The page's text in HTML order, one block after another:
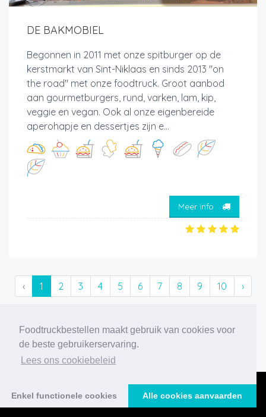
Foodtruckbestellen maakt gebruik van cookies voor
de beste gebruikerservaring.
Lees ons cookiebeleid
Enkel functionele cookies Alle cookies aanvaarden
DE BAKMOBIEL
Begonnen in 2011 met onze spitburger op de
kerstmarkt van Sint-Niklaas en sinds 2013 "on
the road" met onze foodtruck. Groot aanbod
aan gourmetburgers, rund, varken, lam, kip,
veggie en vegan. Ook al onze eigenbereide
aperohapje en dessertjes zijn e...
Meer info
‹ 1 2 3 4 5 6 7 8 9 10 ›